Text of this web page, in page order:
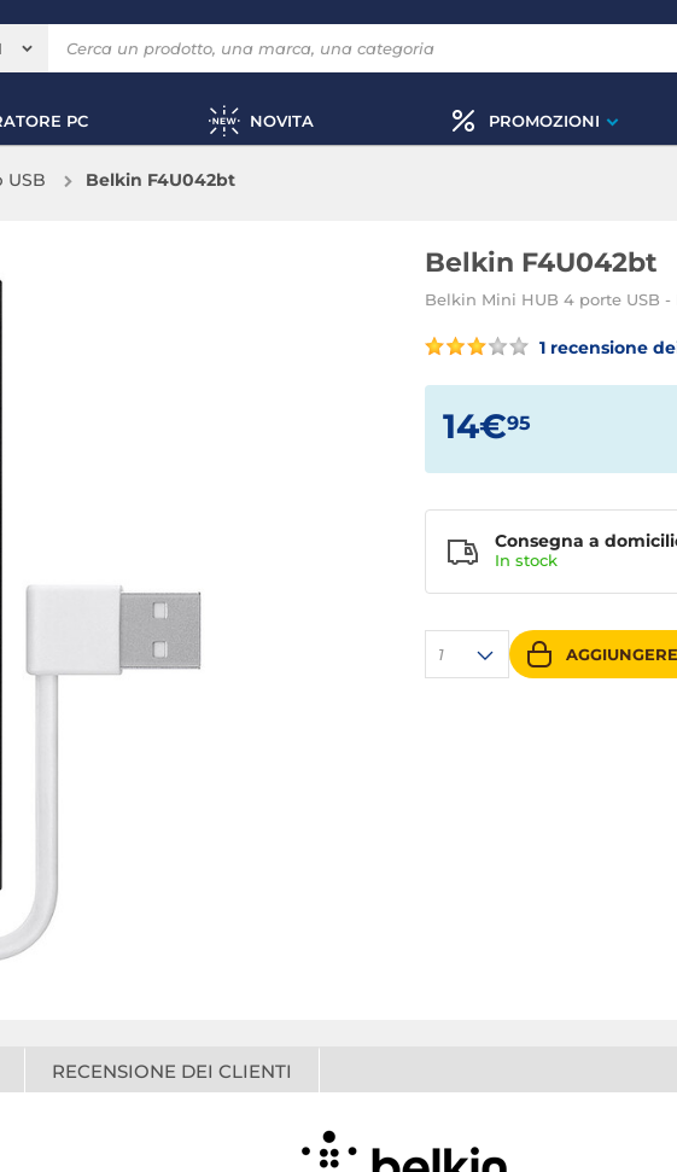
PC NOVITA PROMOZIONI
USB Belkin F4U042bt
Belkin F4U042bt
Belkin Mini HUB 4 porte USB -
1 recensione
14€95
1
Consegna a
In stock
RECENSIONE DEI CLIENTI